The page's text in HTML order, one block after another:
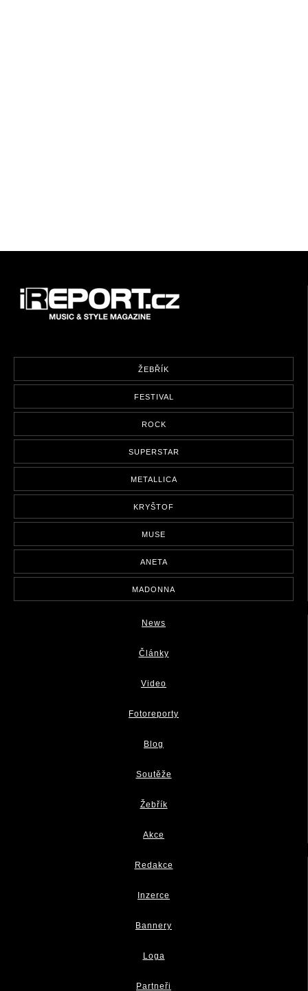
ŽEBŘÍK
FESTIVAL
ROCK
SUPERSTAR
METALLICA
KRYŠTOF
MUSE
ANETA
MADONNA
News
Články
Video
Fotoreporty
Blog
Soutěže
Žebřík
Akce
Redakce
Inzerce
Bannery
Loga
Partneři